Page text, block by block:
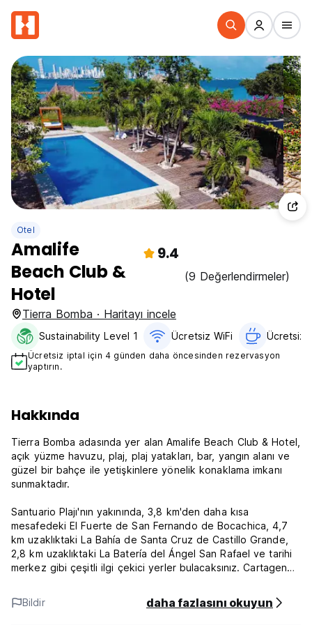
Otel
Amalife
Beach Club &
Hotel
9.4
(9 Değerlendirmeler)
Tierra Bomba · Haritayı incele
Sustainability Level 1 Ücretsiz WiFi Ücretsiz
Ücretsiz iptal için 4 günden daha öncesinden rezervasyon
yaptırın.
Hakkında
Tierra Bomba adasında yer alan Amalife Beach Club & Hotel,
açık yüzme havuzu, plaj, plaj yatakları, bar, yangın alanı ve
güzel bir bahçe ile yetişkinlere yönelik konaklama imkanı
sunmaktadır.
Santuario Plajı'nın yakınında, 3,8 km'den daha kısa
mesafedeki El Fuerte de San Fernando de Bocachica, 4,7
km uzaklıktaki La Bahía de Santa Cruz de Castillo Grande,
2,8 km uzaklıktaki La Batería del Ángel San Rafael ve tarihi
merkez gibi çeşitli ilgi çekici yerler bulacaksınız. Cartagena
Kahvaltı Amerikan tarzıdır ve tipik Japon ve Tayland
Bildir daha fazlasını okuyun